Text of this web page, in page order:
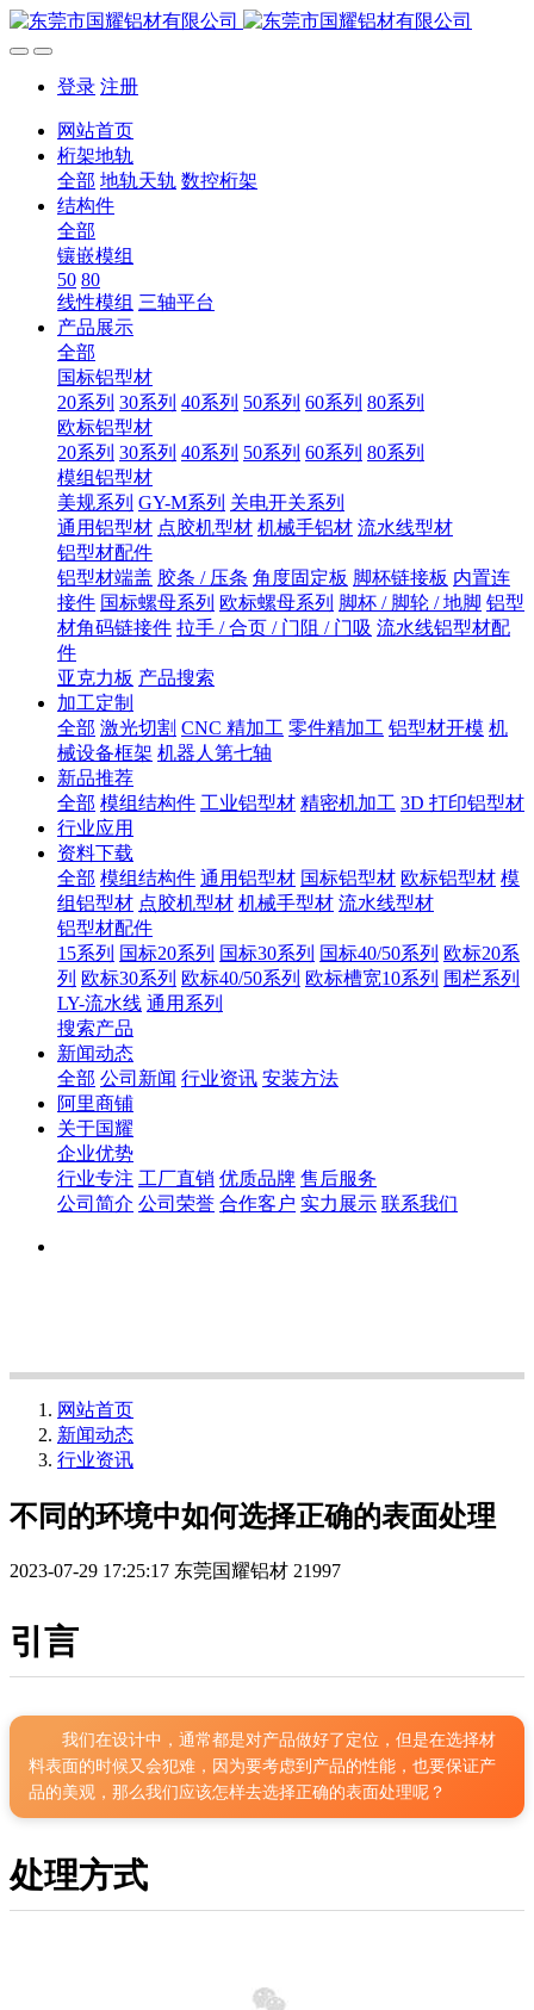
登录 注册
网站首页
桁架地轨
全部 地轨天轨 数控桁架
结构件
全部
镶嵌模组
50 80
线性模组 三轴平台
产品展示
全部
国标铝型材
20系列 30系列 40系列 50系列 60系列 80系列
欧标铝型材
20系列 30系列 40系列 50系列 60系列 80系列
模组铝型材
美规系列 GY-M系列 关电开关系列
通用铝型材 点胶机型材 机械手铝材 流水线型材
铝型材配件
铝型材端盖 胶条 / 压条 角度固定板 脚杯链接板 内置连
接件 国标螺母系列 欧标螺母系列 脚杯 / 脚轮 / 地脚 铝型
材角码链接件 拉手 / 合页 / 门阻 / 门吸 流水线铝型材配
件
亚克力板 产品搜索
加工定制
全部 激光切割 CNC 精加工 零件精加工 铝型材开模 机
械设备框架 机器人第七轴
新品推荐
全部 模组结构件 工业铝型材 精密机加工 3D 打印铝型材
行业应用
资料下载
全部 模组结构件 通用铝型材 国标铝型材 欧标铝型材 模
组铝型材 点胶机型材 机械手型材 流水线型材
铝型材配件
15系列 国标20系列 国标30系列 国标40/50系列 欧标20系
列 欧标30系列 欧标40/50系列 欧标槽宽10系列 围栏系列
LY-流水线 通用系列
搜索产品
新闻动态
全部 公司新闻 行业资讯 安装方法
阿里商铺
关于国耀
企业优势
行业专注 工厂直销 优质品牌 售后服务
公司简介 公司荣誉 合作客户 实力展示 联系我们
网站首页
新闻动态
行业资讯
不同的环境中如何选择正确的表面处理
2023-07-29 17:25:17 东莞国耀铝材 21997
引言
我们在设计中，通常都是对产品做好了定位，但是在选择材
料表面的时候又会犯难，因为要考虑到产品的性能，也要保证产
品的美观，那么我们应该怎样去选择正确的表面处理呢？
处理方式